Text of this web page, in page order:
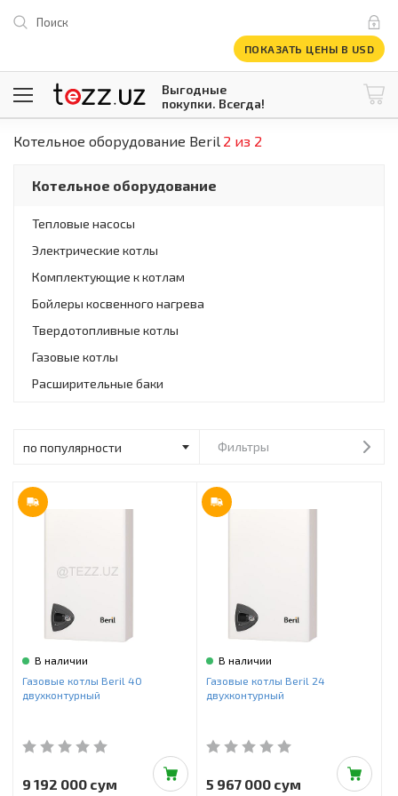
Поиск
ПОКАЗАТЬ ЦЕНЫ В USD
Выгодные
покупки. Всегда!
1 USD = 12 296.16 сум \ @tezzuz
Все категории
Компьютеры и оргтехника
Телевизоры
Климатическая техника
Встраиваемая техника
Пылесосы
Климатическая техника
Встраиваемая техника
Крупнобытовая техника
Мелкая бытовая техника
Котельное оборудование Beril 2 из 2
Котельное оборудование
Тепловые насосы
Электрические котлы
Комплектующие к котлам
Бойлеры косвенного нагрева
Твердотопливные котлы
Газовые котлы
Расширительные баки
Фильтры
В наличии
Газовые котлы Beril 40
двухконтурный
9 192 000 сум
В наличии
Газовые котлы Beril 24
двухконтурный
5 967 000 сум